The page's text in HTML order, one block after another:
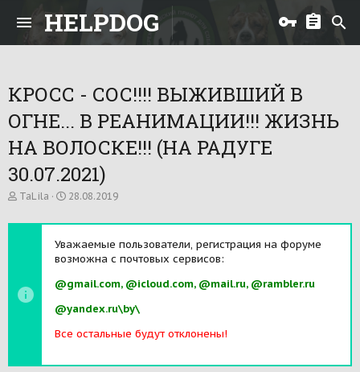
HELPDOG
КРОСС - СОС!!!! ВЫЖИВШИЙ В
ОГНЕ... В РЕАНИМАЦИИ!!! ЖИЗНЬ
НА ВОЛОСКЕ!!! (НА РАДУГЕ
30.07.2021)
А
т
м
ы
TaLila
Д
т
н
а
а
а
28.08.2019
Уважаемые пользователи, регистрация на форуме
возможна с почтовых сервисов:
@gmail.com, @icloud.com, @mail.ru, @rambler.ru
@yandex.ru\by\
Все остальные будут отклонены!